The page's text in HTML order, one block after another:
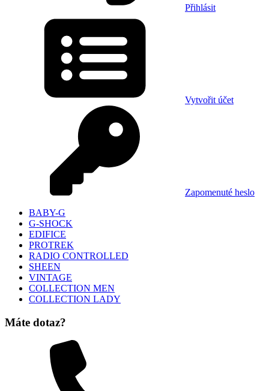
Přihlásit
Vytvořit účet
Zapomenuté heslo
BABY-G
G-SHOCK
EDIFICE
PROTREK
RADIO CONTROLLED
SHEEN
VINTAGE
COLLECTION MEN
COLLECTION LADY
Máte dotaz?